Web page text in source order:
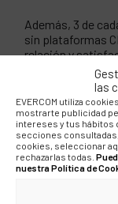
las
EVERCOM utiliza
mostrarte publicidad
intereses y tus hábitos
secciones
cookies, seleccionar
rechazarlas todas.
nuestra Política de
Además, 3 de
sin plataformas
relación y
cuentan con
Sobre el I3D:La
Estudio i3D
directores de
españoles
transformación
va asignando a